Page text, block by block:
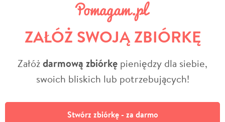
ZAŁÓŻ SWOJĄ ZBIÓRKĘ
Załóżdarmową zbiórkę pieniędzy dla siebie,
swoich bliskich lub potrzebujących!
Stwórz zbiórkę - za darmo